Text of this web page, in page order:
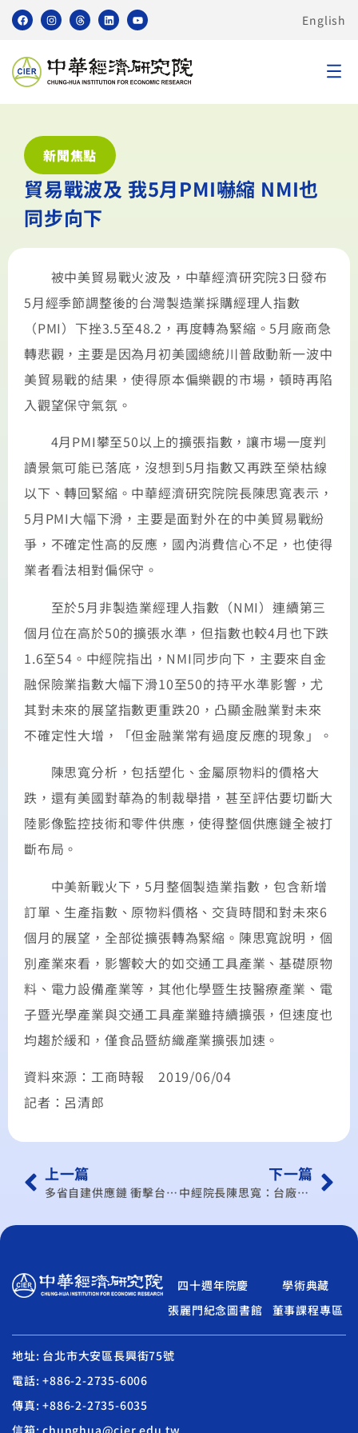
English
新聞焦點
貿易戰波及 我5月PMI嚇縮 NMI也
同步向下
被中美貿易戰火波及，中華經濟研究院3日發布
5月經季節調整後的台灣製造業採購經理人指數
（PMI）下挫3.5至48.2，再度轉為緊縮。5月廠商急
轉悲觀，主要是因為月初美國總統川普啟動新一波中
美貿易戰的結果，使得原本偏樂觀的市場，頓時再陷
入觀望保守氣氛。
4月PMI攀至50以上的擴張指數，讓市場一度判
讀景氣可能已落底，沒想到5月指數又再跌至榮枯線
以下、轉回緊縮。中華經濟研究院院長陳思寬表示，
5月PMI大幅下滑，主要是面對外在的中美貿易戰紛
爭，不確定性高的反應，國內消費信心不足，也使得
業者看法相對偏保守。
至於5月非製造業經理人指數（NMI）連續第三
個月位在高於50的擴張水準，但指數也較4月也下跌
1.6至54。中經院指出，NMI同步向下，主要來自金
融保險業指數大幅下滑10至50的持平水準影響，尤
其對未來的展望指數更重跌20，凸顯金融業對未來
不確定性大增，「但金融業常有過度反應的現象」。
陳思寬分析，包括塑化、金屬原物料的價格大
跌，還有美國對華為的制裁舉措，甚至評估要切斷大
陸影像監控技術和零件供應，使得整個供應鏈全被打
斷布局。
中美新戰火下，5月整個製造業指數，包含新增
訂單、生產指數、原物料價格、交貨時間和對未來6
個月的展望，全部從擴張轉為緊縮。陳思寬說明，個
別產業來看，影響較大的如交通工具產業、基礎原物
料、電力設備產業等，其他化學暨生技醫療產業、電
子暨光學產業與交通工具產業雖持續擴張，但速度也
均趨於緩和，僅食品暨紡織產業擴張加速。
資料來源：工商時報 2019/06/04
記者：呂清郎
上一篇
多省自建供應鏈 衝擊台產業
下一篇
中經院長陳思寬：台廠早已分散風險
四十週年院慶
學術典藏
張麗門紀念圖書館
董事課程專區
地址: 台北市大安區長興街75號
電話: +886-2-2735-6006
傳真: +886-2-2735-6035